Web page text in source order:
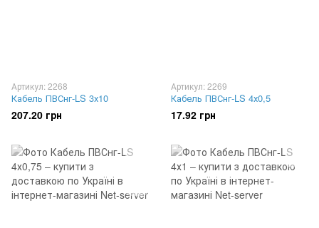
Артикул: 2268
Кабель ПВСнг-LS 3х10
207.20 грн
Артикул: 2269
Кабель ПВСнг-LS 4х0,5
17.92 грн